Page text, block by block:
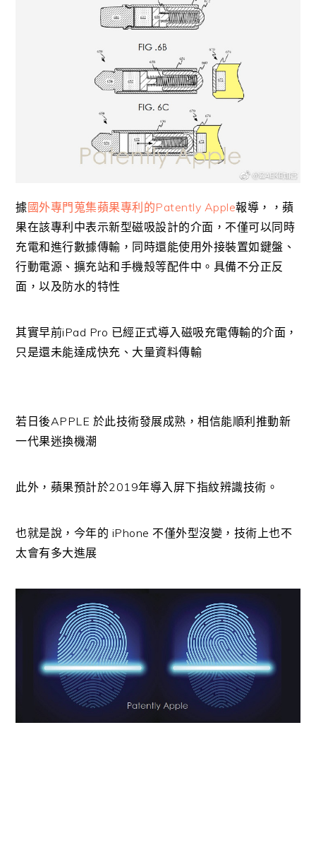
據國外專門蒐集蘋果專利的Patently Apple報導，，蘋
果在該專利中表示新型磁吸設計的介面，不僅可以同時
充電和進行數據傳輸，同時還能使用外接裝置如鍵盤、
行動電源、擴充站和手機殼等配件中。具備不分正反
面，以及防水的特性
其實早前iPad Pro 已經正式導入磁吸充電傳輸的介面，
只是還未能達成快充、大量資料傳輸
若日後APPLE 於此技術發展成熟，相信能順利推動新
一代果迷換機潮
此外，蘋果預計於2019年導入屏下指紋辨識技術。
也就是說，今年的 iPhone 不僅外型沒變，技術上也不
太會有多大進展